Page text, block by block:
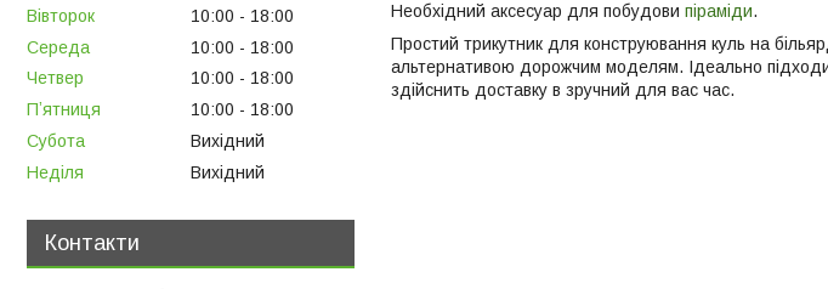
Необхідний аксесуар для побудови піраміди.
Простий трикутник для конструювання куль на
альтернативою дорожчим моделям. Ідеально
здійснить доставку в зручний для вас час.
Вівторок
10:00
18:00
Середа
10:00
18:00
Четвер
10:00
18:00
Пʼятниця
10:00
18:00
Субота
Вихідний
Неділя
Вихідний
Контакти